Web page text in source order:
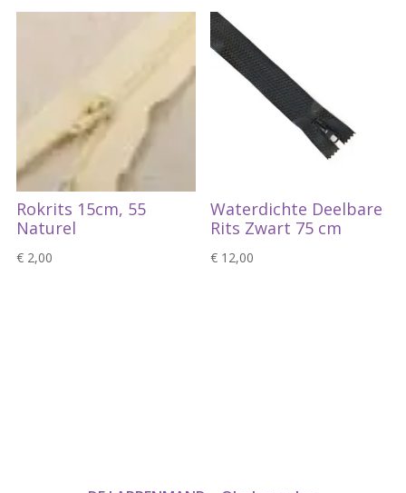
Rokrits 15cm, 55
Naturel
€2,00
Waterdichte Deelbare
Rits Zwart 75 cm
€ 12,00